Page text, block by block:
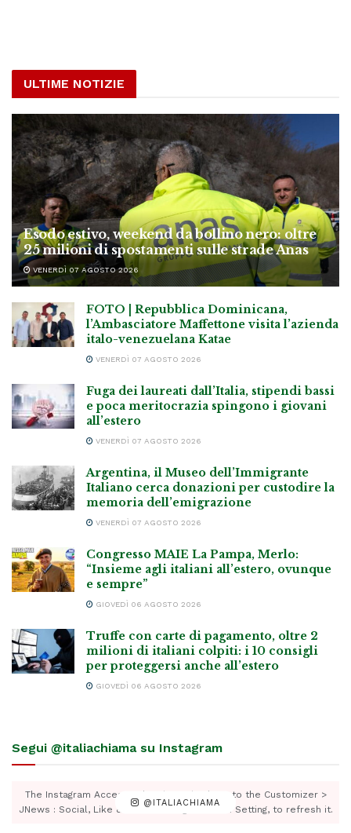
ULTIME NOTIZIE
Esodo estivo, weekend da bollino nero: oltre
25 milioni di spostamenti sulle strade Anas
VENERDÌ 07 AGOSTO 2026
FOTO | Repubblica Dominicana,
l’Ambasciatore Maffettone visita l’azienda
italo-venezuelana Katae
VENERDÌ 07 AGOSTO 2026
Fuga dei laureati dall’Italia, stipendi bassi
e poca meritocrazia spingono i giovani
all’estero
VENERDÌ 07 AGOSTO 2026
Argentina, il Museo dell’Immigrante
Italiano cerca donazioni per custodire la
memoria dell’emigrazione
VENERDÌ 07 AGOSTO 2026
Congresso MAIE La Pampa, Merlo:
“Insieme agli italiani all’estero, ovunque
e sempre”
GIOVEDÌ 06 AGOSTO 2026
Truffe con carte di pagamento, oltre 2
milioni di italiani colpiti: i 10 consigli
per proteggersi anche all’estero
GIOVEDÌ 06 AGOSTO 2026
Segui @italiachiama su Instagram
@ITALIACHIAMA
The Instagram Access Token is expired, Go to the Customizer >
JNews : Social, Like & View > Instagram Feed Setting, to refresh it.